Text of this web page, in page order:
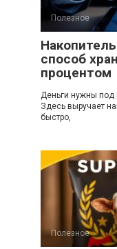
Полезное
способ
процентом
Деньги нужны под
Здесь выручает
быстро,
Полезное